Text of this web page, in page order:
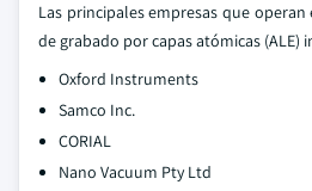
Las principales empresas que
de grabado por capas atómicas (ALE)
Oxford Instruments
Samco Inc.
CORIAL
Nano Vacuum Pty Ltd